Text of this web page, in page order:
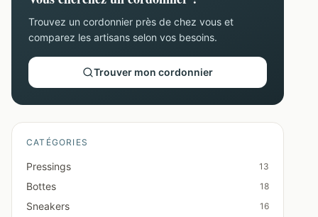
Trouvez un cordonnier près de chez vous et
comparez les artisans selon vos besoins.
Trouver mon cordonnier
CATÉGORIES
Pressings 13
Bottes 18
Sneakers 16